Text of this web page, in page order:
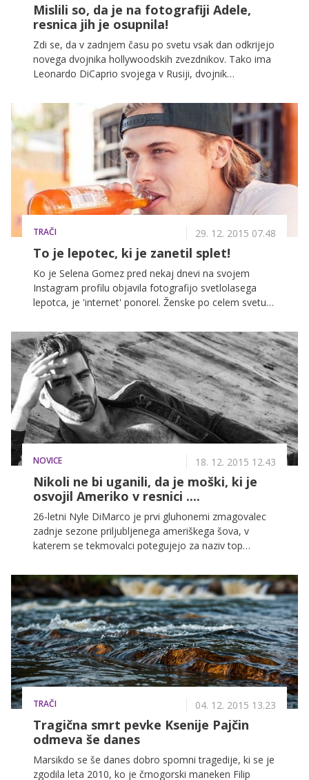
Mislili so, da je na fotografiji Adele,
resnica jih je osupnila!
Zdi se, da v zadnjem času po svetu vsak dan odkrijejo
novega dvojnika hollywoodskih zvezdnikov. Tako ima
Leonardo DiCaprio svojega v Rusiji, dvojnik
zmedo povzročil na filmskem festivalu Sundance,
Adelina dvojnica se skriva na Švedskem, no, sedaj pa
je svojo dobila tudi pevka Taylor Swift.
TRAČI 29. 12. 2015 07.48
To je lepotec, ki je zanetil splet!
Ko je Selena Gomez pred nekaj dnevi na svojem
Instagram profilu objavila fotografijo svetlolasega
lepotca, je 'internet' ponorel. Ženske po celem svetu
družbo v njenem do sedaj najbolj vročem videospotu.
Gre za manekenka Christopherja Masona, ki je čez
noč postal najbolj zaželen moški na svetu.
NOVICE 18. 12. 2015 12.43
Nikoli ne bi uganili, da je moški, ki je
osvojil Ameriko v resnici ....
26-letni Nyle DiMarco je prvi gluhonemi zmagovalec
zadnje sezone priljubljenega ameriškega šova, v
katerem se tekmovalci potegujejo za naziv top
pogledom popolnoma očaral televizijsko voditeljico
Tyro Banks.
TRAČI 04. 12. 2015 13.23
Tragična smrt pevke Ksenije Pajčin
odmeva še danes
Marsikdo se še danes dobro spomni tragedije, ki se je
zgodila leta 2010, ko je črnogorski maneken Filip